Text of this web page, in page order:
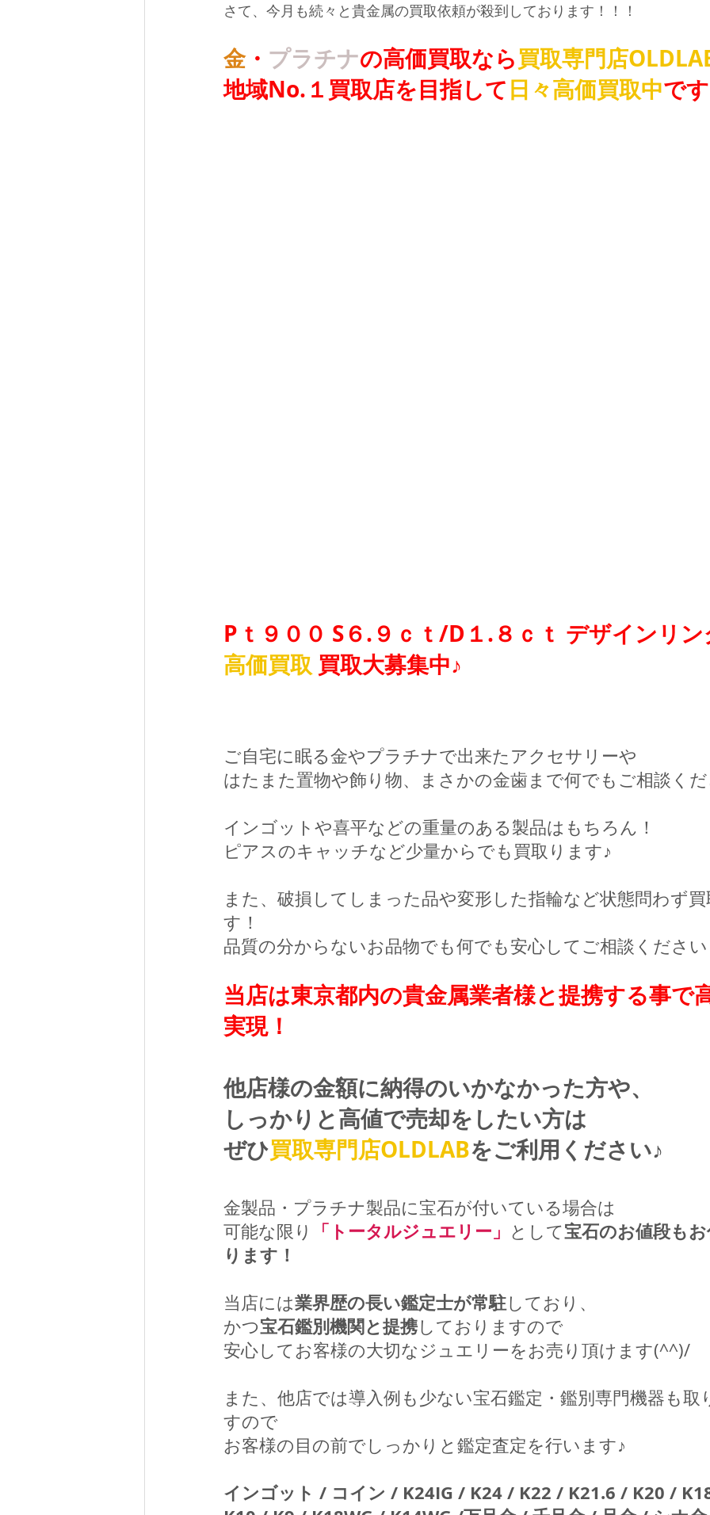
さて、今月も続々と貴金属の買取依頼が殺到しております！！！
金・ プラチナの高価買取なら買取専門店
地域No.１買取店を目指して日々高価買取中で
Pｔ９００ S６.９ｃｔ/D１.８ｃｔ デザインリ
高価買取 買取大募集中♪
ご自宅に眠る金やプラチナで出来たアクセサリーや
はたまた置物や飾り物、まさかの金歯まで何でもご相談く
インゴットや喜平などの重量のある製品はもちろん！
ピアスのキャッチなど少量からでも買取ります♪
また、破損してしまった品や変形した指輪など状態問わず
す！
品質の分からないお品物でも何でも安心してご相談ください
当店は東京都内の貴金属業者様と提携する事で
実現！
他店様の金額に納得のいかなかった方や、
しっかりと高値で売却をしたい方は
ぜひ買取専門店OLDLABをご利用ください♪
金製品・プラチナ製品に宝石が付いている場合は
可能な限り
「トータルジュエリー」 として宝石のお値段も
ります！
当店には業界歴の長い鑑定士が常駐しており、
かつ宝石鑑別機関と提携しておりますので
安心してお客様の大切なジュエリーをお売り頂けます(^^)/
また、他店では導入例も少ない宝石鑑定・鑑別専門機器も取
すので
お客様の目の前でしっかりと鑑定査定を行います♪
インゴット / コイン / K24IG / K24 / K22 / K21.6 / K20 /